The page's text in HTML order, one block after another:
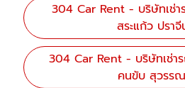
304 Car Rent - บริษัทเช่
สระแก้ว ปรา
304 Car Rent - บริษัทเช่า
คนขับ สุวรร